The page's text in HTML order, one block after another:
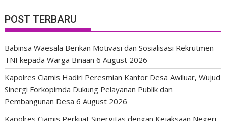
POST TERBARU
Babinsa Waesala Berikan Motivasi dan Sosialisasi Rekrutmen
TNI kepada Warga Binaan 6 August 2026
Kapolres Ciamis Hadiri Peresmian Kantor Desa Awiluar, Wujud
Sinergi Forkopimda Dukung Pelayanan Publik dan
Pembangunan Desa 6 August 2026
Kapolres Ciamis Perkuat Sinergitas dengan Kejaksaan Negeri,